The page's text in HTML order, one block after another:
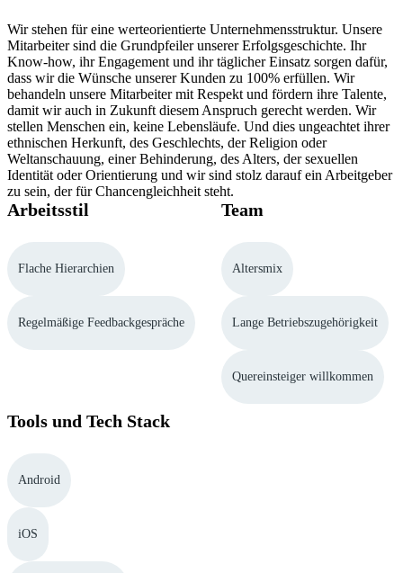
Wir stehen für eine werteorientierte Unternehmensstruktur. Unsere
Mitarbeiter sind die Grundpfeiler unserer Erfolgsgeschichte. Ihr
Know-how, ihr Engagement und ihr täglicher Einsatz sorgen dafür,
dass wir die Wünsche unserer Kunden zu 100% erfüllen. Wir
behandeln unsere Mitarbeiter mit Respekt und fördern ihre Talente,
damit wir auch in Zukunft diesem Anspruch gerecht werden. Wir
stellen Menschen ein, keine Lebensläufe. Und dies ungeachtet ihrer
ethnischen Herkunft, des Geschlechts, der Religion oder
Weltanschauung, einer Behinderung, des Alters, der sexuellen
Identität oder Orientierung und wir sind stolz darauf ein Arbeitgeber
zu sein, der für Chancengleichheit steht.
Arbeitsstil
Flache Hierarchien
Regelmäßige Feedbackgespräche
Team
Altersmix
Lange Betriebszugehörigkeit
Quereinsteiger willkommen
Tools und Tech Stack
Android
iOS